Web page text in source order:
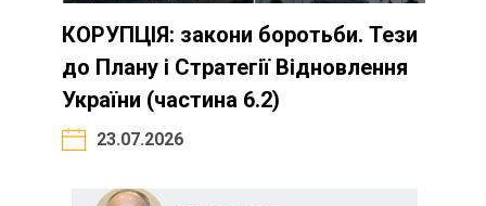
КОРУПЦІЯ: закони боротьби. Тези
до Плану і Стратегії Відновлення
України (частина 6.2)
23.07.2026